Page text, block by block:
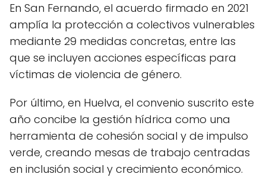
En San Fernando, el acuerdo firmado en 2021
amplía la protección a colectivos vulnerables
mediante 29 medidas concretas, entre las
que se incluyen acciones específicas para
víctimas de violencia de género.
Por último, en Huelva, el convenio suscrito este
año concibe la gestión hídrica como una
herramienta de cohesión social y de impulso
verde, creando mesas de trabajo centradas
en inclusión social y crecimiento económico.